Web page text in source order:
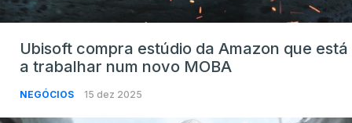
Ubisoft compra estúdio da Amazon que está
a trabalhar num novo MOBA
NEGÓCIOS 15 dez 2025